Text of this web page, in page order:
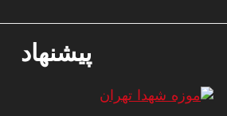
پیشنهاد